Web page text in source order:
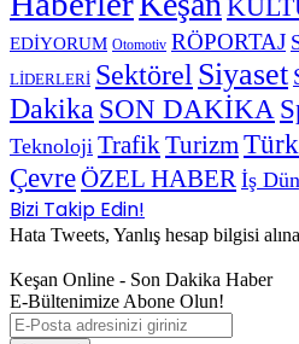
EDİYORUM Otomotiv RÖPORTAJ
LİDERLERİ Sektörel Siyaset
Dakika SON DAKİKA
Teknoloji TrafikTurizm
ÇevreÖZEL HABER İş
Bizi Takip Edin!
Hata Tweets, Yanlış hesap bilgisi
Keşan Online - Son Dakika Haber
E-Bültenimize Abone Olun!
E-